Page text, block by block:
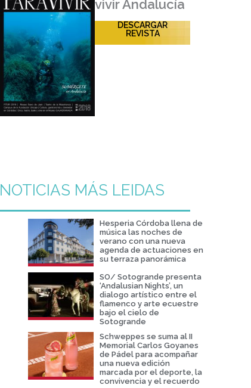
vivir Andalucía
DESCARGAR
REVISTA
NOTICIAS MÁS LEIDAS
Hesperia Córdoba llena de
música las noches de
verano con una nueva
agenda de actuaciones en
su terraza panorámica
SO/ Sotogrande presenta
‘Andalusian Nights’, un
dialogo artístico entre el
flamenco y arte ecuestre
bajo el cielo de
Sotogrande
Schweppes se suma al II
Memorial Carlos Goyanes
de Pádel para acompañar
una nueva edición
marcada por el deporte, la
convivencia y el recuerdo